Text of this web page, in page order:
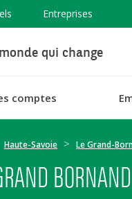
Entreprises
qui change
comptes
Haute-Savoie Le Grand-